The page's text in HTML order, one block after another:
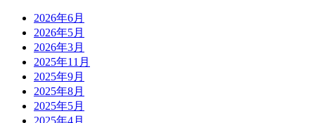
2026年6月
2026年5月
2026年3月
2025年11月
2025年9月
2025年8月
2025年5月